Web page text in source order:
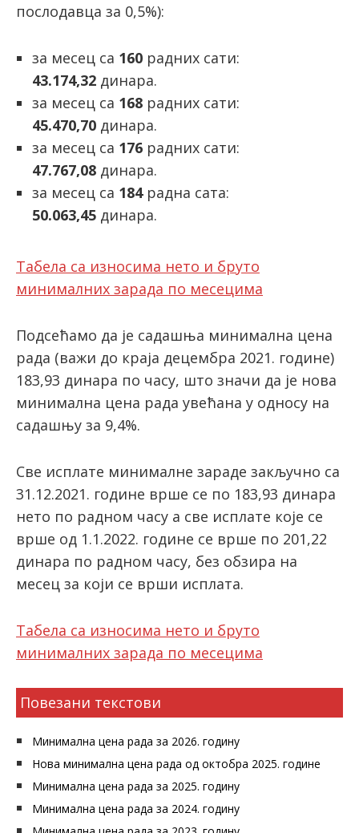
послодавца за 0,5%):
за месец са 160 радних сати:
43.174,32 динара.
за месец са 168 радних сати:
45.470,70 динара.
за месец са 176 радних сати:
47.767,08 динара.
за месец са 184радна сата:
50.063,45 динара.
Табела са износима нето и бруто
минималних зарада по месецима
Подсећамо да је садашња минимална цена
рада (важи до краја децембра 2021. године)
183,93 динара по часу, што значи да је нова
минимална цена рада увећана у односу на
садашњу за 9,4%.
Све исплате минималне зараде закључно са
31.12.2021. године врше се по 183,93 динара
нето по радном часу а све исплате које се
врше од 1.1.2022. године се врше по 201,22
динара по радном часу, без обзира на
месец за који се врши исплата.
Табела са износима нето и бруто
минималних зарада по месецима
Повезани текстови
Минимална цена рада за 2026. годину
Нова минимална цена рада од октобра 2025. године
Минимална цена рада за 2025. годину
Минимална цена рада за 2024. годину